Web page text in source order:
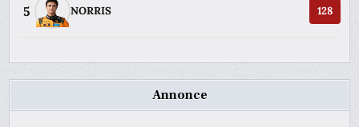
5 NORRIS 128
Annonce